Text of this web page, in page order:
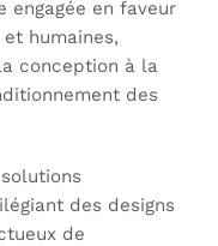
engagée en faveur
humaines,
conception à la
des
des designs
de